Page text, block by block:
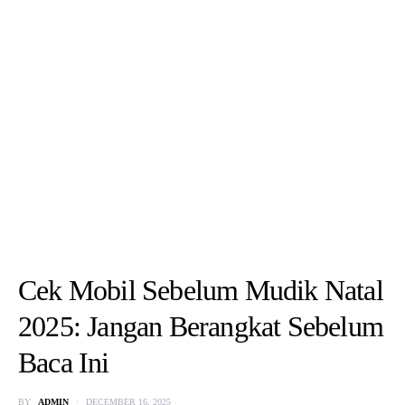
Cek Mobil Sebelum Mudik Natal
2025: Jangan Berangkat Sebelum
Baca Ini
BY ADMIN DECEMBER 16, 2025